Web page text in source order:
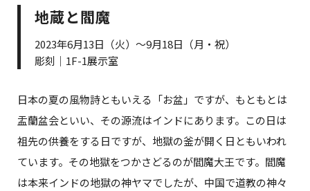
地蔵と閻魔
2023年6月13日（火）～9月18日（月・祝）
彫刻｜1F-1展示室
日本の夏の風物詩ともいえる「お盆」ですが、もともとは
盂蘭盆会といい、その源流はインドにあります。この日は
祖先の供養をする日ですが、地獄の釜が開く日ともいわれ
ています。その地獄をつかさどるのが閻魔大王です。閻魔
は本来インドの地獄の神ヤマでしたが、中国で道教の神々